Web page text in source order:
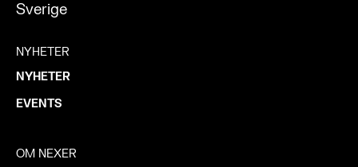
Sverige
NYHETER
NYHETER
EVENTS
OM NEXER